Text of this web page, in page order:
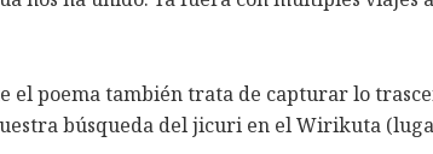
el poema también trata de capturar lo
búsqueda del jicuri en el Wirikuta